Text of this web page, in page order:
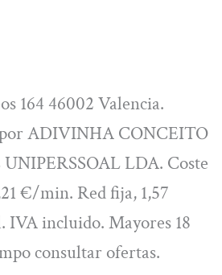
164 46002 Valencia.
ADIVINHA CONCEITO
LDA. Coste
€/min. Red fija, 1,57
incluido. Mayores 18
consultar ofertas.